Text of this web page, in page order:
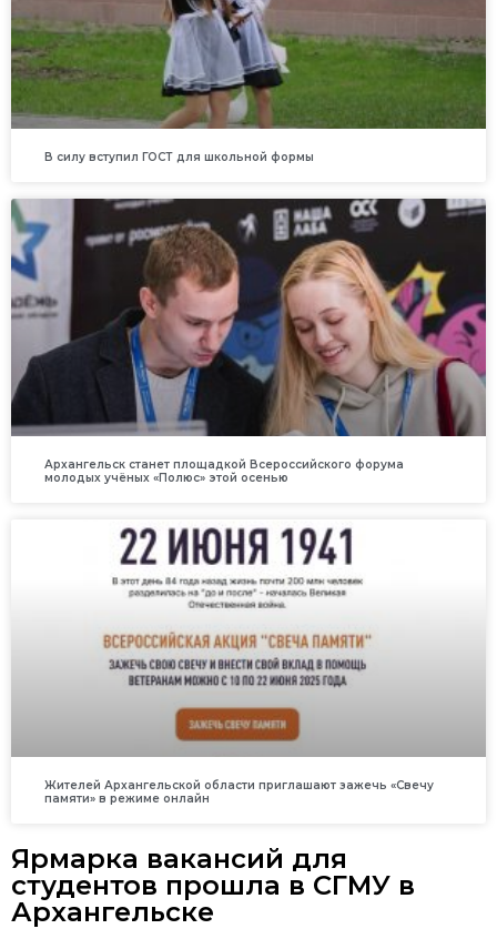
В силу вступил ГОСТ для школьной формы
Архангельск станет площадкой Всероссийского форума
молодых учёных «Полюс» этой осенью
Жителей Архангельской области приглашают зажечь «Свечу
памяти» в режиме онлайн
Ярмарка вакансий для
студентов прошла в СГМУ в
Архангельске